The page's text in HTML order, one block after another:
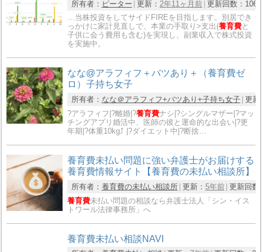
所有者： ピーター 更新： 2年11ヶ月前 更新回数： 106
…当株投資をしてサイドFIREを目指します。別居でき
っかけに家計見直しで、本業の手取り>支出(養育費と
子供に会う費用も含む)を実現し、副業収入で株式投資
を実施中。
なな@アラフィフ＋バツあり＋（養育費ゼ
ロ）子持ち女子
所有者： なな＠アラフィフ+バツあり+子持ち女子 更新
?アラフィフ|?離婚|?養育費ナシ|?シングルマザー|?マッ
チングアプリ婚活中、医師の彼と運命的な出会い|?更
年期|?体重10kg⤴️ |?ダイエット中|?断捨…
養育費未払い問題に強い弁護士がお届けする
養育費情報サイト【養育費の未払い相談所】
所有者： 養育費の未払い相談所 更新： 5年前 更新回数
養育費未払い問題の相談なら弁護士法人「シン・イス
トワール法律事務所」へ
養育費未払い相談NAVI